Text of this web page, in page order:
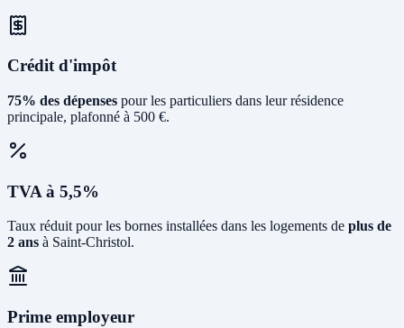
Crédit d'impôt
75% des dépenses pour les particuliers dans leur résidence
principale, plafonné à 500 €.
TVA à 5,5%
Taux réduit pour les bornes installées dans les logements de plus de
2 ans à Saint-Christol.
Prime employeur